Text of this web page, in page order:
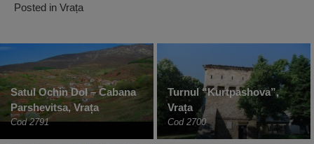
Posted in Vrața
Satul Ochin Dol – Cabana
Parshevitsa, Vrața
Cod 2791
Turnul “Kurtpashova”,
Vrața
Cod 2700